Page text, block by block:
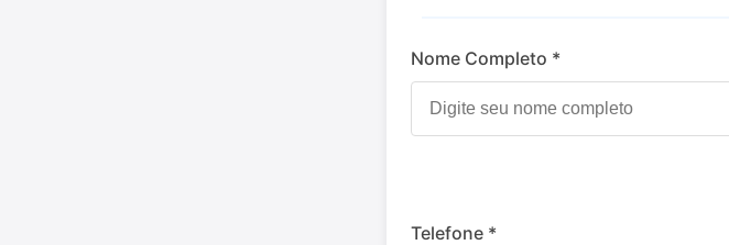
Nome Completo *
Telefone *